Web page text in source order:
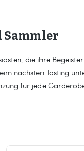
Sammler
die ihre
nächsten Tasting
für jede